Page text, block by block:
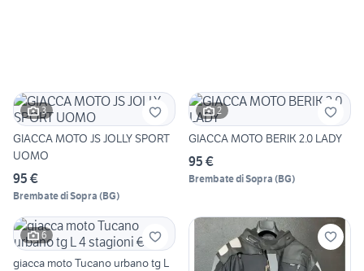
3
GIACCA MOTO JS JOLLY SPORT
UOMO
95 €
Brembate di Sopra (BG)
2
GIACCA MOTO BERIK 2.0 LADY
95 €
Brembate di Sopra (BG)
6
giacca moto Tucano urbano tg L